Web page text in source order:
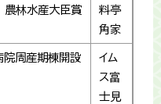
林水産大臣賞
料亭
角家
院周産期棟開設
イム
ス富
士見